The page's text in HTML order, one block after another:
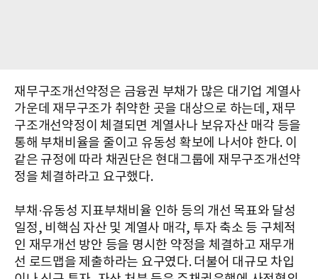
재무구조개선약정은 금융권 부채가 많은 대기업 계열사
가운데 재무구조가 취약한 곳을 대상으로 하는데, 재무
구조개선약정이 체결되면 계열사나 보유자산 매각 등을
통해 부채비율을 줄이고 유동성 확보에 나서야 한다. 이
같은 규정에 따라 채권단은 현대그룹에 재무구조개선약
정을 체결하라고 요구했다.
부채·유동성 지표부채비율 인하 등의 개선 목표와 달성
일정, 비핵심 자산 및 계열사 매각, 투자 축소 등 구체적
인 재무개선 방안 등을 명시한 약정을 체결하고 재무개
선 로드맵을 제출하라는 요구였다. 더불어 대규모 차입